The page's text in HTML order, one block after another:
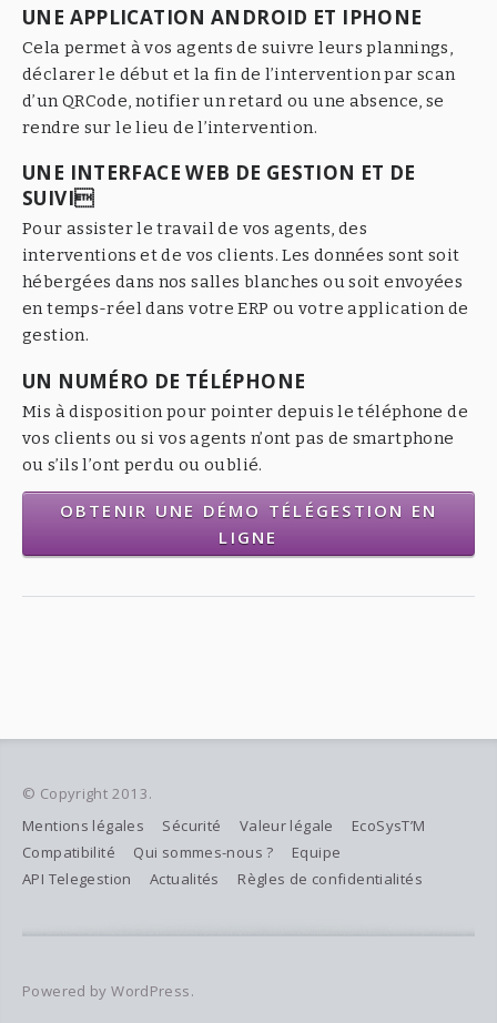
UNE APPLICATION ANDROID ET IPHONE
Cela permet à vos agents de suivre leurs plannings,
déclarer le début et la fin de l’intervention par scan
d’un QRCode, notifier un retard ou une absence, se
rendre sur le lieu de l’intervention.
UNE INTERFACE WEB DE GESTION ET DE
SUIVI
Pour assister le travail de vos agents, des
interventions et de vos clients. Les données sont soit
hébergées dans nos salles blanches ou soit envoyées
en temps-réel dans votre ERP ou votre application de
gestion.
UN NUMÉRO DE TÉLÉPHONE
Mis à disposition pour pointer depuis le téléphone de
vos clients ou si vos agents n’ont pas de smartphone
ou s’ils l’ont perdu ou oublié.
OBTENIR UNE DÉMO TÉLÉGESTION EN
LIGNE
© Copyright 2013.
Mentions légales
Sécurité Valeur légale
EcoSysT’M
Compatibilité
Qui sommes-nous ?
Equipe
API Telegestion
Actualités Règles de confidentialités
Powered by WordPress.